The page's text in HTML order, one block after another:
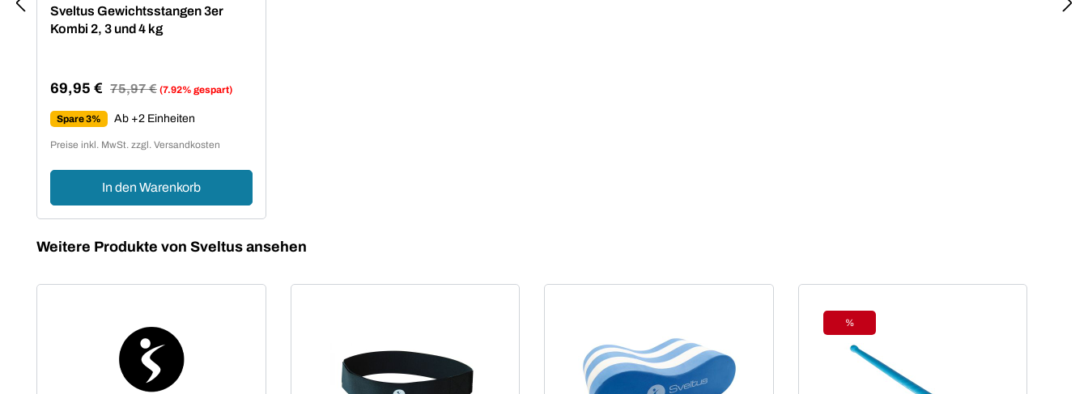
Sveltus Gewichtsstangen 3er
Kombi 2, 3 und 4 kg
Verkaufspreis:
69,95 € Regulärer Preis:
75,97 € (7.92% gespart)
Spare 3% Ab +2 Einheiten
Preise inkl. MwSt. zzgl. Versandkosten
In den Warenkorb
Produktgalerie überspringen
Weitere Produkte von Sveltus ansehen
Rabatt
%